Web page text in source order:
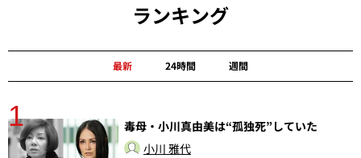
ランキング
最新 24時間 週間
1
毒母・小川真由美は“孤独死”していた
小川 雅代